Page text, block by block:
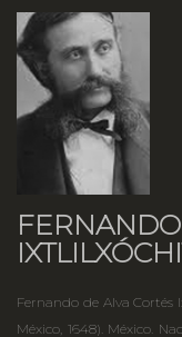
Fernando de Alva Cortés
México, 1648). México.